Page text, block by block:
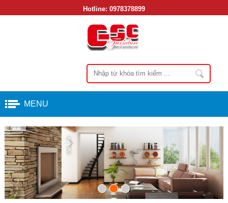
Hotline: 0978378899
MENU